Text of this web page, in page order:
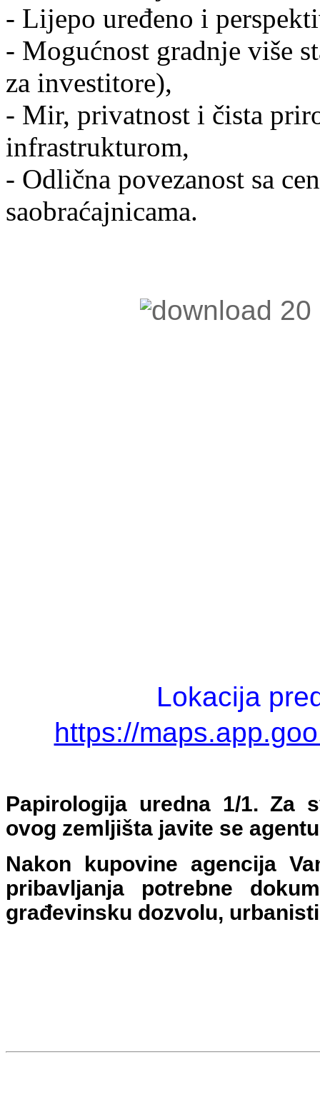
- Lijepo uređeno i
- Mogućnost gradnje više
za investitore),
- Mir, privatnost i čista
infrastrukturom,
- Odlična povezanost sa
saobraćajnicama.
Lokacija
https://
Papirologija uredna 1/1. Za
ovog zemljišta javite se
Nakon kupovine agencija
pribavljanja potrebne
građevinsku dozvolu,